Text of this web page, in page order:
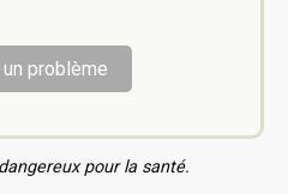
problème
pour la santé.